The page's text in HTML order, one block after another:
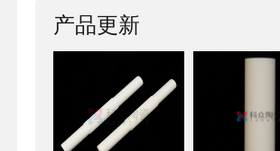
产品更新